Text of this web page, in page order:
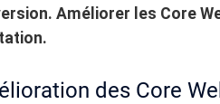
Améliorer les Core
des Core